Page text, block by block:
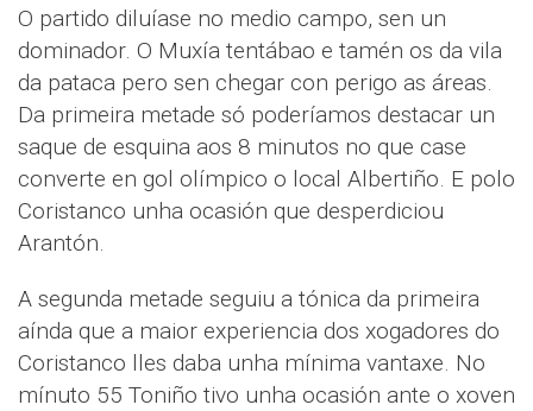
O partido diluíase no medio campo, sen un
dominador. O Muxía tentábao e tamén os da vila
da pataca pero sen chegar con perigo as áreas.
Da primeira metade só poderíamos destacar un
saque de esquina aos 8 minutos no que case
converte en gol olímpico o local Albertiño. E polo
Coristanco unha ocasión que desperdiciou
Arantón.
A segunda metade seguiu a tónica da primeira
aínda que a maior experiencia dos xogadores do
Coristanco lles daba unha mínima vantaxe. No
mínuto 55 Toniño tivo unha ocasión ante o xoven